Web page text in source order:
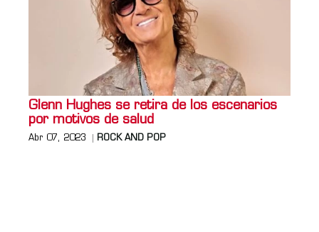
Glenn Hughes se retira de los escenarios
por motivos de salud
Abr 07, 2023 ROCK AND POP